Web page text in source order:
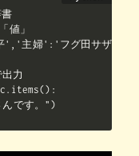
値」
','主婦':'フグ田サザ
力
です。")